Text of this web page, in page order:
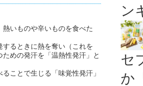
いものや辛いものを食べた
るときに熱を奪い（これを
めの発汗を「温熱性発汗」と
ことで生じる「味覚性発汗」
ン
セ
か